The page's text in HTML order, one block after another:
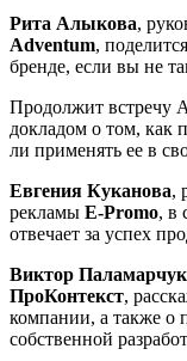
Рита Алыкова,
Adventum,
бренде, если вы не
Продолжит встречу
докладом о том, как
ли применять ее в
Евгения Куканова,
рекламы E-Promo, в
отвечает за успех
Виктор Паламарчук
ПроКонтекст,
компании, а также о
собственной